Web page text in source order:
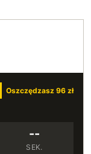
Oszczędzasz 96 zł
--
SEK.